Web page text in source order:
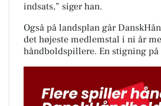
indsats,” siger han.
Også på landsplan går
det højeste medlemstal i ni år
håndboldspillere. En stigning på